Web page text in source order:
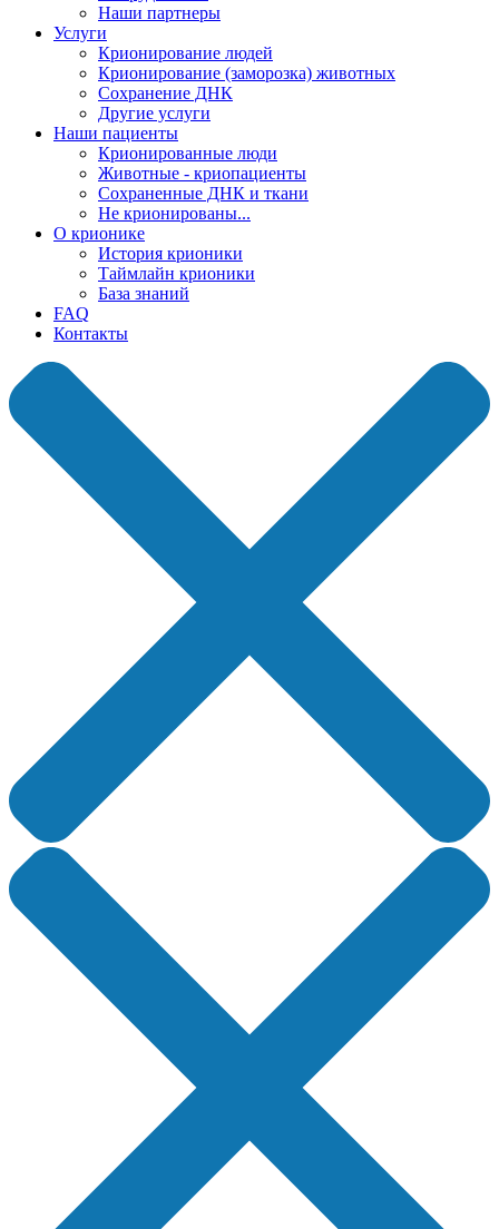
Наши партнеры
Услуги
Крионирование людей
Крионирование (заморозка) животных
Сохранение ДНК
Другие услуги
Наши пациенты
Крионированные люди
Животные - криопациенты
Сохраненные ДНК и ткани
Не крионированы...
О крионике
История крионики
Таймлайн крионики
База знаний
FAQ
Контакты